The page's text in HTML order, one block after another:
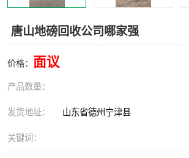
唐山地磅回收公司哪家强
价格： 面议
产品数量：
发货地址： 山东省德州宁津县
关键词：